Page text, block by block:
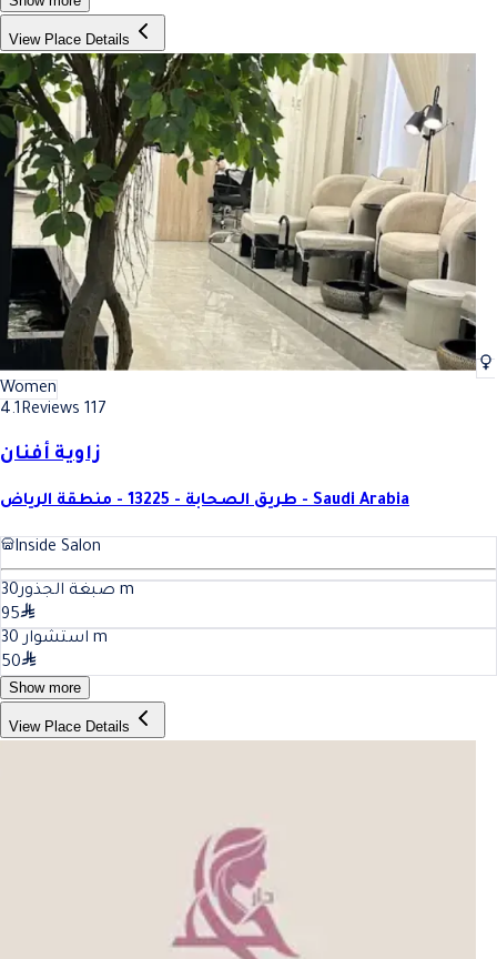
View Place Details
Women
4.1Reviews 117
زاوية أفنان
طريق الصحابة - 13225 - منطقة الرياض - Saudi Arabia
Inside Salon
صبغة الجذور30
m
95
استشوار 30
m
50
Show more
View Place Details